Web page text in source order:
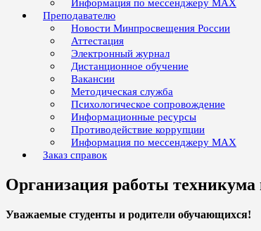
Информация по мессенджеру MAX
Преподавателю
Новости Минпросвещения России
Аттестация
Электронный журнал
Дистанционное обучение
Вакансии
Методическая служба
Психологическое сопровождение
Информационные ресурсы
Противодействие коррупции
Информация по мессенджеру MAX
Заказ справок
Организация работы техникума
Уважаемые студенты и родители обучающихся!